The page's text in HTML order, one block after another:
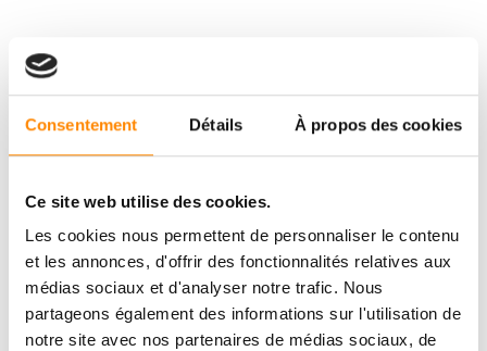
Consentement Détails À propos des cookies
Ce site web utilise des cookies.
Les cookies nous permettent de personnaliser le contenu
et les annonces, d'offrir des fonctionnalités relatives aux
médias sociaux et d'analyser notre trafic. Nous
partageons également des informations sur l'utilisation de
notre site avec nos partenaires de médias sociaux, de